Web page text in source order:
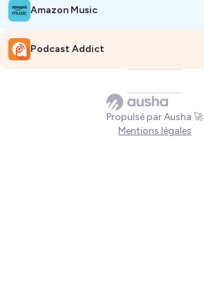
Hébergé par Ausha. Visitez
Amazon Music
Podcast Addict
Propulsé par Ausha 🚀
Mentions légales